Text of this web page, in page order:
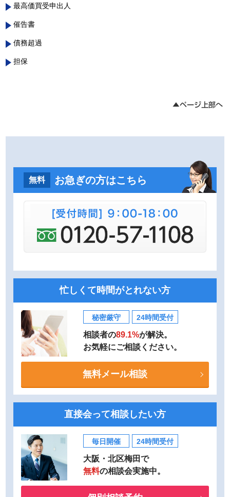
最高価買受申出人
催告書
債務超過
担保
無料 お急ぎの方はこちら
忙しくて時間がとれない方
秘密厳守 24時間受付
相談者の89.1%が解決。
お気軽にご相談ください。
無料メール相談
直接会って相談したい方
毎日開催 24時間受付
大阪・北区梅田で
無料の相談会実施中。